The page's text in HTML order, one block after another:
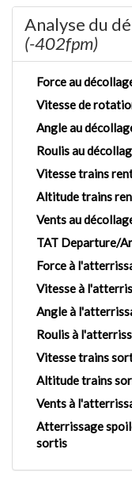
Analyse du
(-402fpm)
Force au
Vitesse de
Angle au
Roulis au
Vitesse trains
Altitude trains
Vents au
TAT Departure/
Force à
Vitesse à
Angle à
Roulis à
Vitesse trains
Altitude trains
Vents à
Atterrissage
sortis